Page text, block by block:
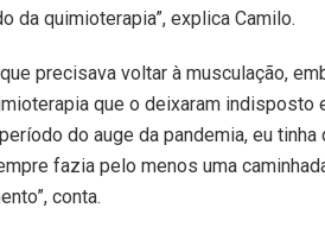
da quimioterapia”, explica Camilo.
precisava voltar à musculação,
que o deixaram indisposto
do auge da pandemia, eu tinha
fazia pelo menos uma
conta.